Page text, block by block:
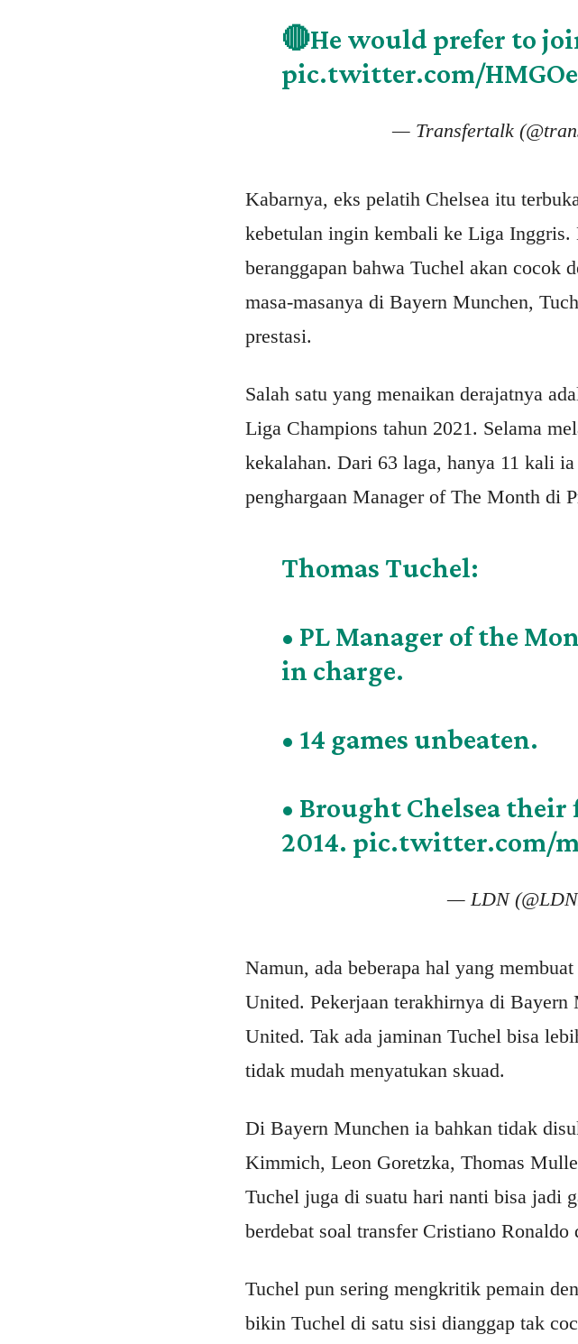
🔴He would prefer to
pic.twitter.com/
— Transfertalk
Kabarnya, eks pelatih Chelsea itu
kebetulan ingin kembali ke Liga
beranggapan bahwa Tuchel akan cocok
masa-masanya di Bayern Munchen,
prestasi.
Salah satu yang menaikan derajatnya
Liga Champions tahun 2021. Selama
kekalahan. Dari 63 laga, hanya 11 kali
penghargaan Manager of The Month di
Thomas Tuchel:
• PL Manager of the
in charge.
• 14 games unbeaten.
• Brought Chelsea
2014. pic.twitter.com/
— LDN
Namun, ada beberapa hal yang
United. Pekerjaan terakhirnya di
United. Tak ada jaminan Tuchel bisa
tidak mudah menyatukan skuad.
Di Bayern Munchen ia bahkan tidak
Kimmich, Leon Goretzka, Thomas
Tuchel juga di suatu hari nanti bisa jadi
berdebat soal transfer Cristiano
Tuchel pun sering mengkritik pemain
bikin Tuchel di satu sisi dianggap tak